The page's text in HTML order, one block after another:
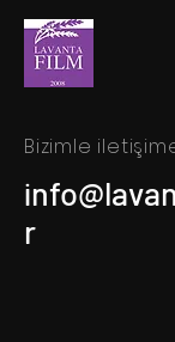
Bizimle
r